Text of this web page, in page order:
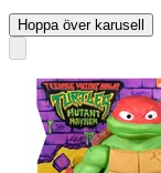
Hoppa över karusell